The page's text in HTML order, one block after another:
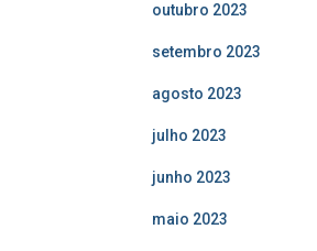
outubro 2023
setembro 2023
agosto 2023
julho 2023
junho 2023
maio 2023